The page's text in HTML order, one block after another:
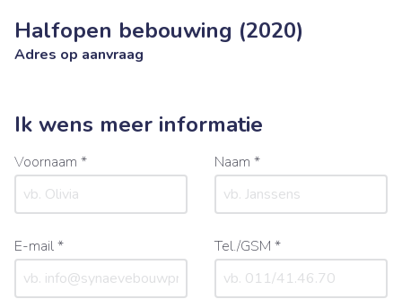
Halfopen bebouwing (2020)
Adres op aanvraag
Ik wens meer informatie
Voornaam * Naam *
E-mail * Tel./GSM *